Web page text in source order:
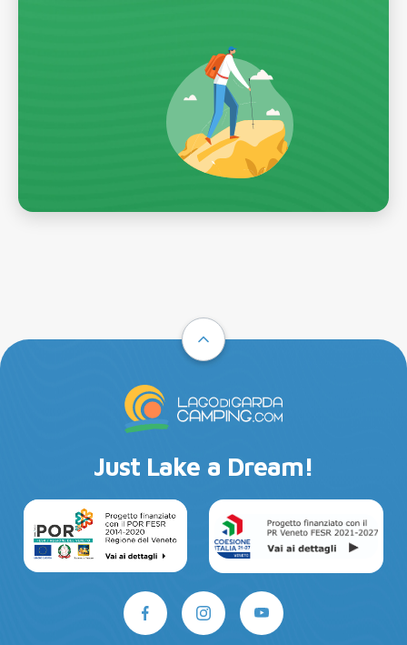
Just Lake a Dream!